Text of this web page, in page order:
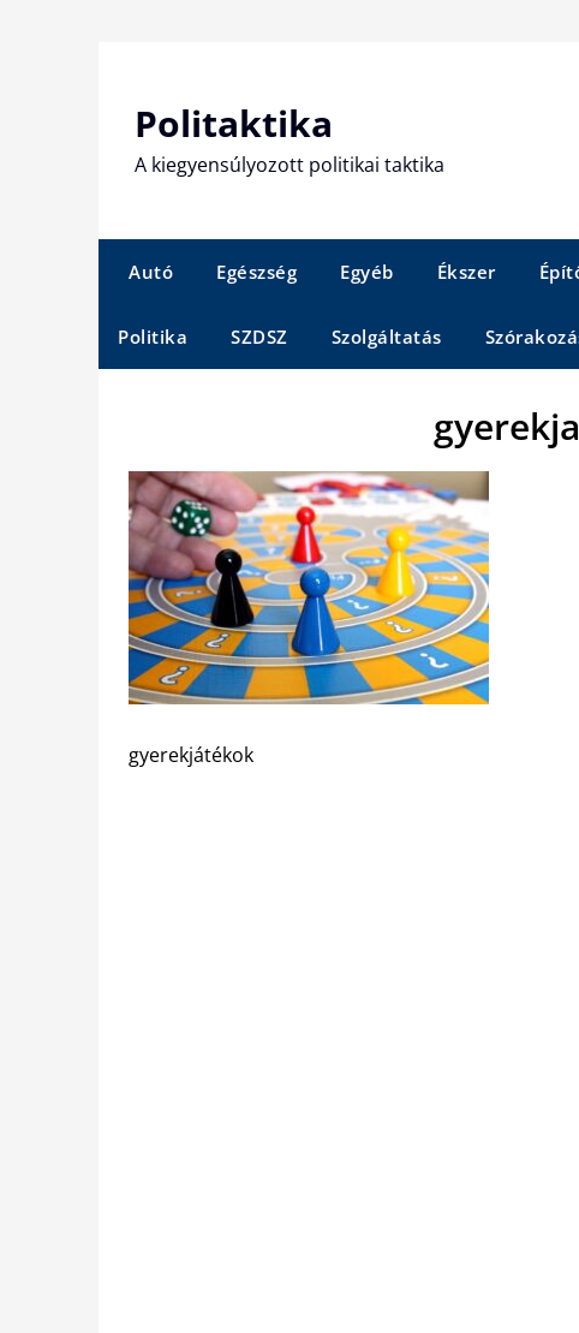
Politaktika
A kiegyensúlyozott politikai taktika
Autó Egészség Egyéb Ékszer
Politika SZDSZ Szolgáltatás
gyerekjátékok